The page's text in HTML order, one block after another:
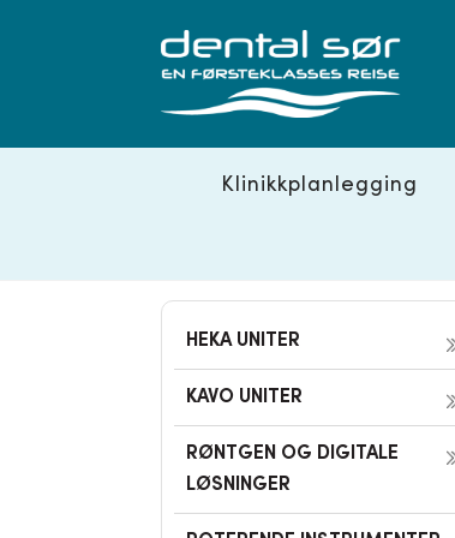
Klinikkplanlegging
HEKA UNITER
KAVO UNITER
RØNTGEN OG DIGITALE
LØSNINGER